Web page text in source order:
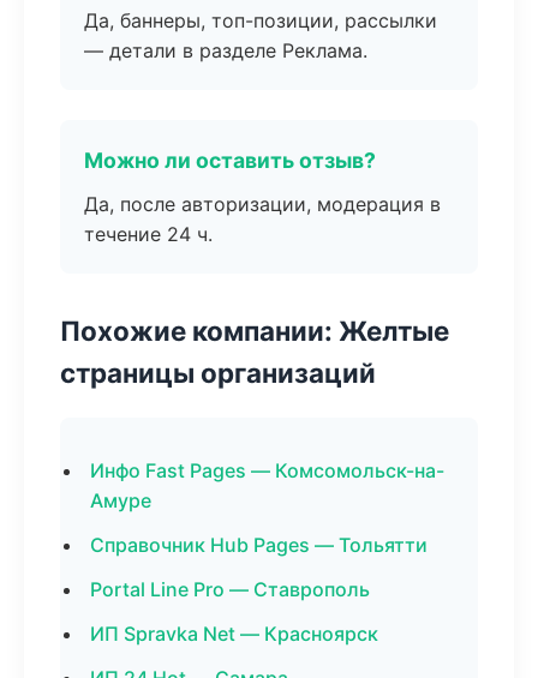
Да, баннеры, топ-позиции, рассылки
— детали в разделе Реклама.
Можно ли оставить отзыв?
Да, после авторизации, модерация в
течение 24 ч.
Похожие компании: Желтые
страницы организаций
Инфо Fast Pages — Комсомольск-на-
Амуре
Справочник Hub Pages — Тольятти
Portal Line Pro — Ставрополь
ИП Spravka Net — Красноярск